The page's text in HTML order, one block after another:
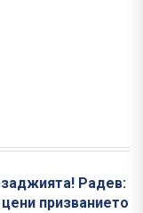
Радев:
призванието